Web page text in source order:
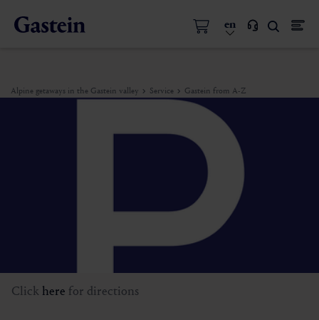
en
Alpine getaways in the Gastein valley Service Gastein from A-Z
Click here for directions